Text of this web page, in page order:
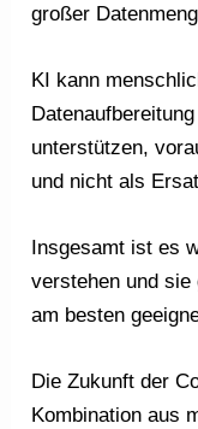
großer
KI kann
unterstützen,
und nicht als
Insgesamt ist es
verstehen und
am besten
Die Zukunft der
Kombination aus